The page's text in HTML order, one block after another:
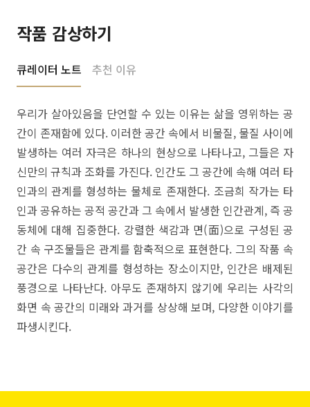
작품 감상하기
큐레이터 노트 추천 이유
우리가 살아있음을 단언할 수 있는 이유는 삶을 영위하는 공
간이 존재함에 있다. 이러한 공간 속에서 비물질, 물질 사이에
발생하는 여러 자극은 하나의 현상으로 나타나고, 그들은 자
신만의 규칙과 조화를 가진다. 인간도 그 공간에 속해 여러 타
인과의 관계를 형성하는 물체로 존재한다. 조금희 작가는 타
인과 공유하는 공적 공간과 그 속에서 발생한 인간관계, 즉 공
동체에 대해 집중한다. 강렬한 색감과 면(面)으로 구성된 공
간 속 구조물들은 관계를 함축적으로 표현한다. 그의 작품 속
공간은 다수의 관계를 형성하는 장소이지만, 인간은 배제된
풍경으로 나타난다. 아무도 존재하지 않기에 우리는 사각의
화면 속 공간의 미래와 과거를 상상해 보며, 다양한 이야기를
파생시킨다.